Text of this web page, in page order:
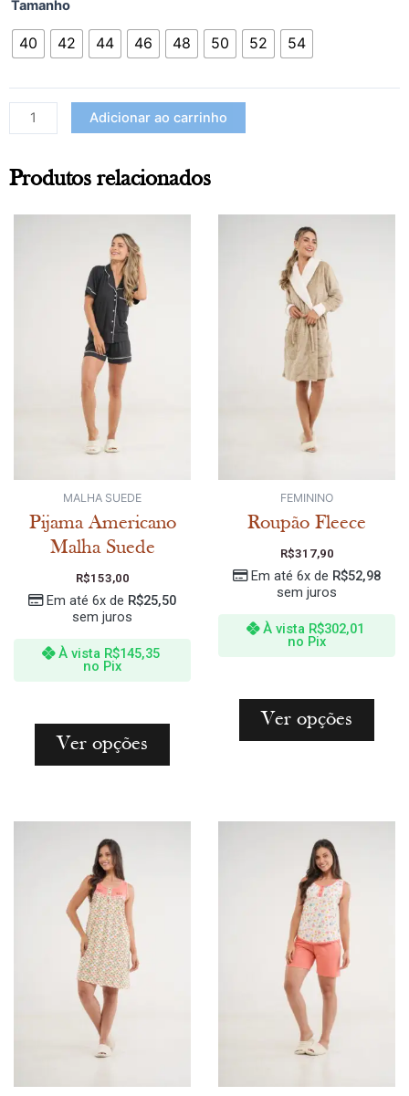
Tamanho
40 42 44 46 48 50 52 54
Adicionar ao carrinho
Produtos relacionados
MALHA SUEDE
Pijama Americano
Malha Suede
R$153,00
À vista R$145,35
no Pix
Em até 6x de R$25,50
sem juros
Ver opções
FEMININO
Roupão Fleece
R$317,90
À vista R$302,01
no Pix
Em até 6x de R$52,98
sem juros
Ver opções